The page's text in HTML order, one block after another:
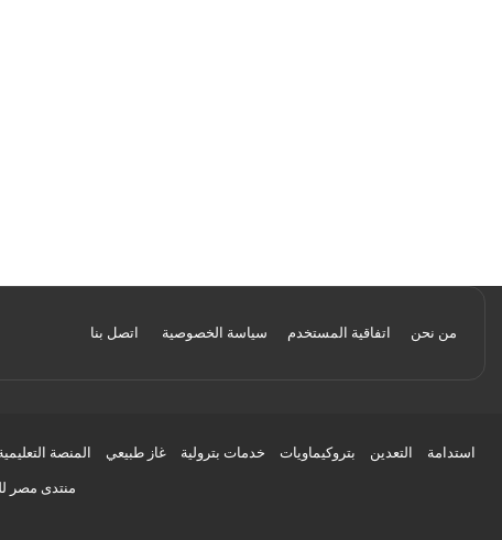
من نحن اتفاقية المستخدم سياسة الخصوصية اتصل بنا
استدامة التعدين بتروكيماويات خدمات بترولية غاز طبيعي المنصة
منتدى مصر